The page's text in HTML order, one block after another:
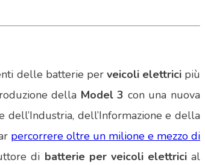
delle batterie per veicoli elettricipiù
della Model 3 con una nuova
dell’Informazione e della
percorrere oltre un milione e mezzo di
di batterie per veicoli elettricial